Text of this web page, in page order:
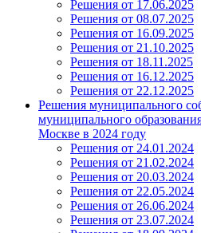
Решения от 17.06.2025
Решения от 08.07.2025
Решения от 16.09.2025
Решения от 21.10.2025
Решения от 18.11.2025
Решения от 16.12.2025
Решения от 22.12.2025
Решения муниципального
муниципального
Москве в 2024 году
Решения от 24.01.2024
Решения от 21.02.2024
Решения от 20.03.2024
Решения от 22.05.2024
Решения от 26.06.2024
Решения от 23.07.2024